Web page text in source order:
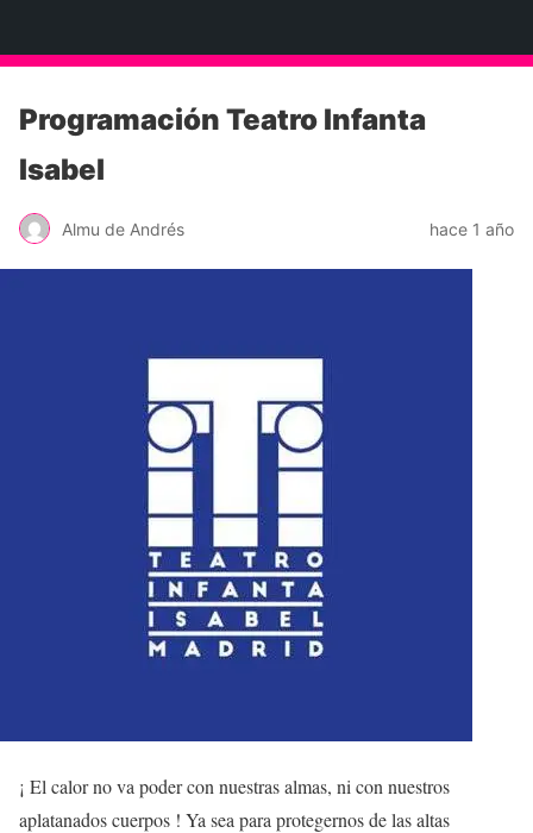
Programación Teatro Infanta
Isabel
Almu de Andrés hace 1 año
¡ El calor no va poder con nuestras almas, ni con nuestros
aplatanados cuerpos ! Ya sea para protegernos de las altas